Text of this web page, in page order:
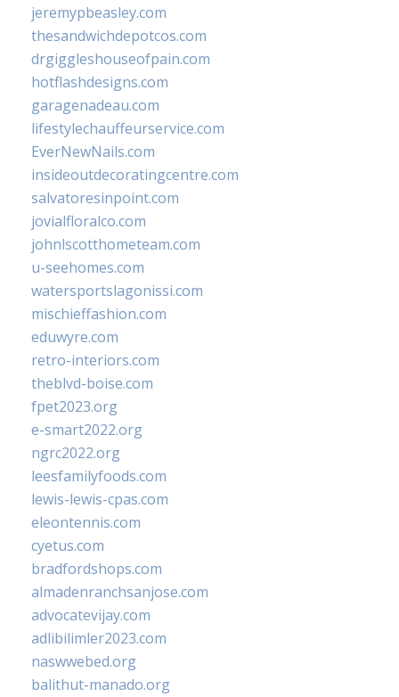
jeremypbeasley.com
thesandwichdepotcos.com
drgiggleshouseofpain.com
hotflashdesigns.com
garagenadeau.com
lifestylechauffeurservice.com
EverNewNails.com
insideoutdecoratingcentre.com
salvatoresinpoint.com
jovialfloralco.com
johnlscotthometeam.com
u-seehomes.com
watersportslagonissi.com
mischieffashion.com
eduwyre.com
retro-interiors.com
theblvd-boise.com
fpet2023.org
e-smart2022.org
ngrc2022.org
leesfamilyfoods.com
lewis-lewis-cpas.com
eleontennis.com
cyetus.com
bradfordshops.com
almadenranchsanjose.com
advocatevijay.com
adlibilimler2023.com
naswwebed.org
balithut-manado.org